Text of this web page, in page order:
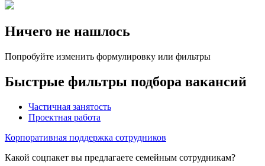
Ничего не нашлось
Попробуйте изменить формулировку или фильтры
Быстрые фильтры подбора вакансий
Частичная занятость
Проектная работа
Корпоративная поддержка сотрудников
Какой соцпакет вы предлагаете семейным сотрудникам?